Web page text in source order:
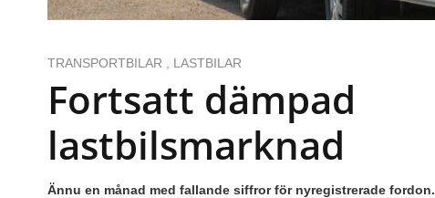
TRANSPORTBILAR LASTBILAR
Fortsatt dämpad
lastbilsmarknad
Ännu en månad med fallande siffror för nyregistrerade fordon.